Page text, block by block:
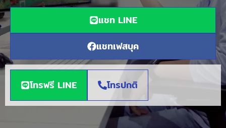
แชท LINE
แชทเฟสบุค
โทรฟรี LINE โทรปกติ